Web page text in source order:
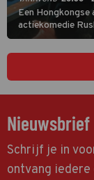
Een Hongkongse
actiekomedie
van een leien
Nieuwsbrief
Schrijf je in
ontvang